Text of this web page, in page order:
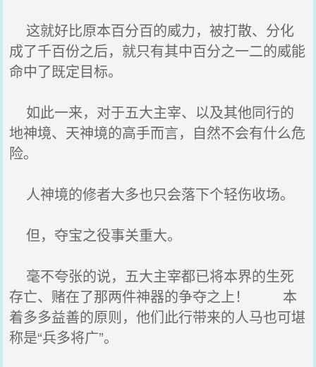
这就好比原本百分百的威力，被打散、分化
成了千百份之后，就只有其中百分之一二的威能
命中了既定目标。
如此一来，对于五大主宰、以及其他同行的
地神境、天神境的高手而言，自然不会有什么危
险。
人神境的修者大多也只会落下个轻伤收场。
但，夺宝之役事关重大。
毫不夸张的说，五大主宰都已将本界的生死
存亡、赌在了那两件神器的争夺之上！ 本
着多多益善的原则，他们此行带来的人马也可堪
称是“兵多将广”。